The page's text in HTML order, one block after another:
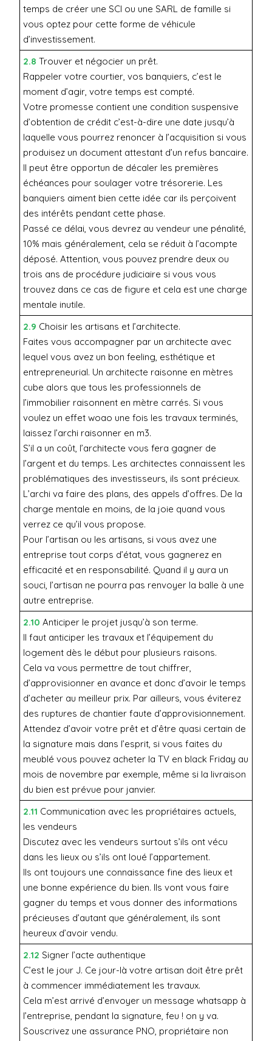
temps de créer une SCI ou une SARL de famille si
vous optez pour cette forme de véhicule
d’investissement.
2.8 Trouver et négocier un prêt.
Rappeler votre courtier, vos banquiers, c’est le
moment d’agir, votre temps est compté.
Votre promesse contient une condition suspensive
d’obtention de crédit c’est-à-dire une date jusqu’à
laquelle vous pourrez renoncer à l’acquisition si vous
produisez un document attestant d’un refus bancaire.
Il peut être opportun de décaler les premières
échéances pour soulager votre trésorerie. Les
banquiers aiment bien cette idée car ils perçoivent
des intérêts pendant cette phase.
Passé ce délai, vous devrez au vendeur une pénalité,
10% mais généralement, cela se réduit à l’acompte
déposé. Attention, vous pouvez prendre deux ou
trois ans de procédure judiciaire si vous vous
trouvez dans ce cas de figure et cela est une charge
mentale inutile.
2.9 Choisir les artisans et l’architecte.
Faites vous accompagner par un architecte avec
lequel vous avez un bon feeling, esthétique et
entrepreneurial. Un architecte raisonne en mètres
cube alors que tous les professionnels de
l’immobilier raisonnent en mètre carrés. Si vous
voulez un effet woao une fois les travaux terminés,
laissez l’archi raisonner en m3.
S’il a un coût, l’architecte vous fera gagner de
l’argent et du temps. Les architectes connaissent les
problématiques des investisseurs, ils sont précieux.
L’archi va faire des plans, des appels d’offres. De la
charge mentale en moins, de la joie quand vous
verrez ce qu’il vous propose.
Pour l’artisan ou les artisans, si vous avez une
entreprise tout corps d’état, vous gagnerez en
efficacité et en responsabilité. Quand il y aura un
souci, l’artisan ne pourra pas renvoyer la balle à une
autre entreprise.
2.10 Anticiper le projet jusqu’à son terme.
Il faut anticiper les travaux et l’équipement du
logement dès le début pour plusieurs raisons.
Cela va vous permettre de tout chiffrer,
d’approvisionner en avance et donc d’avoir le temps
d’acheter au meilleur prix. Par ailleurs, vous éviterez
des ruptures de chantier faute d’approvisionnement.
Attendez d’avoir votre prêt et d’être quasi certain de
la signature mais dans l’esprit, si vous faites du
meublé vous pouvez acheter la TV en black Friday au
mois de novembre par exemple, même si la livraison
du bien est prévue pour janvier.
2.11 Communication avec les propriétaires actuels,
les vendeurs
Discutez avec les vendeurs surtout s’ils ont vécu
dans les lieux ou s’ils ont loué l’appartement.
Ils ont toujours une connaissance fine des lieux et
une bonne expérience du bien. Ils vont vous faire
gagner du temps et vous donner des informations
précieuses d’autant que généralement, ils sont
heureux d’avoir vendu.
2.12 Signer l’acte authentique
C’est le jour J. Ce jour-là votre artisan doit être prêt
à commencer immédiatement les travaux.
Cela m’est arrivé d’envoyer un message whatsapp à
l’entreprise, pendant la signature, feu ! on y va.
Souscrivez une assurance PNO, propriétaire non